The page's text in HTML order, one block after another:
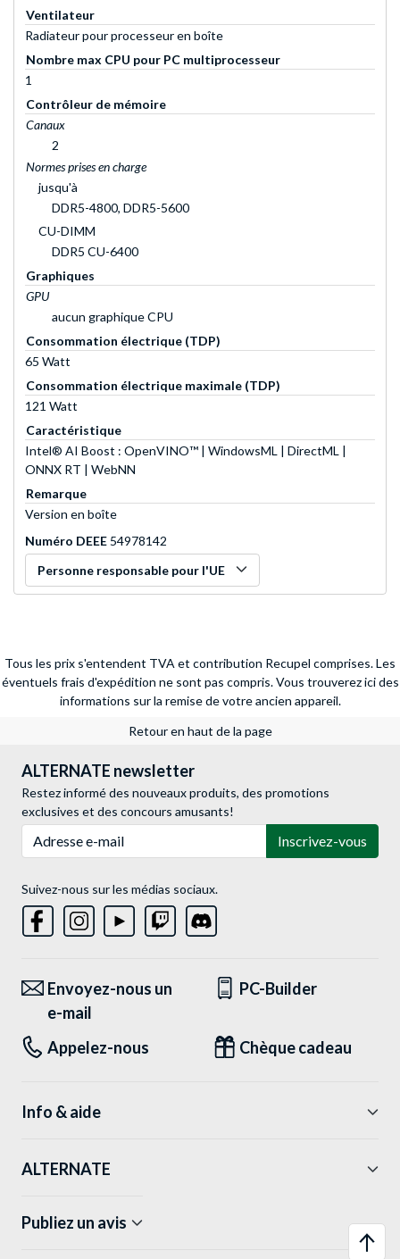
Ventilateur
Radiateur pour processeur en boîte
Nombre max CPU pour PC multiprocesseur
1
Contrôleur de mémoire
Canaux
2
Normes prises en charge
jusqu'à
DDR5-4800, DDR5-5600
CU-DIMM
DDR5 CU-6400
Graphiques
GPU
aucun graphique CPU
Consommation électrique (TDP)
65 Watt
Consommation électrique maximale (TDP)
121 Watt
Caractéristique
Intel® AI Boost : OpenVINO™ | WindowsML | DirectML |
ONNX RT | WebNN
Remarque
Version en boîte
Numéro DEEE 54978142
Personne responsable pour l'UE
Tous les prix s'entendent TVA et contribution Recupel comprises. Les
éventuels frais d'expédition ne sont pas compris. Vous trouverez ici des
informations sur la remise de votre ancien appareil.
Retour en haut de la page
ALTERNATE newsletter
Restez informé des nouveaux produits, des promotions
exclusives et des concours amusants!
Inscrivez-vous
Suivez-nous sur les médias sociaux.
Envoyez-nous un
e-mail
PC-Builder
Appelez-nous Chèque cadeau
Info & aide
ALTERNATE
Publiez un avis